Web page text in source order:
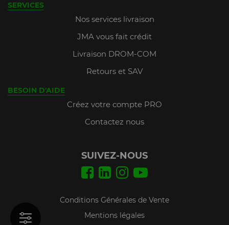
SERVICES
Nos services livraison
JMA vous fait crédit
Livraison DROM-COM
Retours et SAV
BESOIN D'AIDE
Créez votre compte PRO
Contactez nous
SUIVEZ-NOUS
Conditions Générales de Vente
Mentions légales